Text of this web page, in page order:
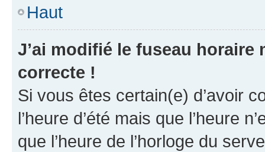
Haut
J’ai modifié le fuseau horaire
correcte !
Si vous êtes certain(e) d’avoir
l’heure d’été mais que l’heure
que l’heure de l’horloge du